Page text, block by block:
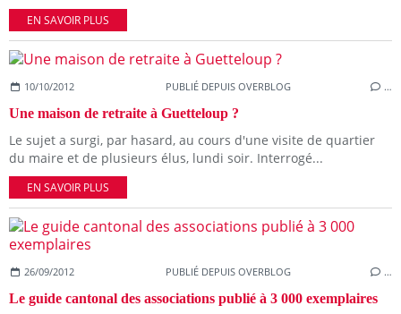
EN SAVOIR PLUS
10/10/2012 PUBLIÉ DEPUIS OVERBLOG …
Une maison de retraite à Guetteloup ?
Le sujet a surgi, par hasard, au cours d'une visite de quartier
du maire et de plusieurs élus, lundi soir. Interrogé...
EN SAVOIR PLUS
26/09/2012 PUBLIÉ DEPUIS OVERBLOG …
Le guide cantonal des associations publié à 3 000 exemplaires